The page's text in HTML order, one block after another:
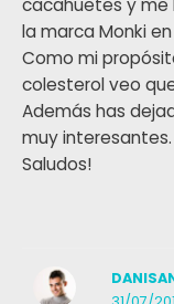
cacahuetes y me
la marca Monki
Como mi
colesterol veo
Además has
muy interesantes.
Saludos!